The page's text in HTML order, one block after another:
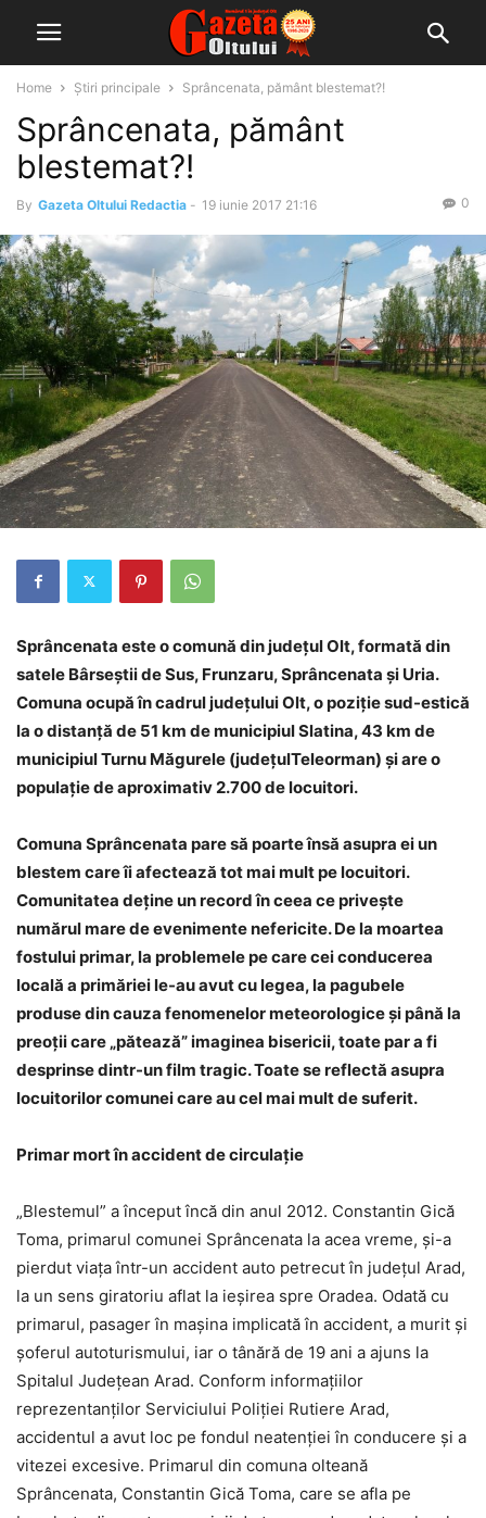
Home Știri principale Sprâncenata, pământ blestemat?!
Sprâncenata, pământ
blestemat?!
By Gazeta Oltului Redactia - 19 iunie 2017 21:16 0
Sprâncenata este o comună din județul Olt, formată din
satele Bârseștii de Sus, Frunzaru, Sprâncenata și Uria.
Comuna ocupă în cadrul județului Olt, o poziție sud-estică
la o distanță de 51 km de municipiul Slatina, 43 km de
municipiul Turnu Măgurele (județulTeleorman) și are o
populație de aproximativ 2.700 de locuitori.
Comuna Sprâncenata pare să poarte însă asupra ei un
blestem care îi afectează tot mai mult pe locuitori.
Comunitatea deține un record în ceea ce privește
numărul mare de evenimente nefericite. De la moartea
fostului primar, la problemele pe care cei conducerea
locală a primăriei le-au avut cu legea, la pagubele
produse din cauza fenomenelor meteorologice și până la
preoții care „pătează” imaginea bisericii, toate par a fi
desprinse dintr-un film tragic. Toate se reflectă asupra
locuitorilor comunei care au cel mai mult de suferit.
Primar mort în accident de circulație
„Blestemul” a început încă din anul 2012. Constantin Gică
Toma, primarul comunei Sprâncenata la acea vreme, şi-a
pierdut viaţa într-un accident auto petrecut în judeţul Arad,
la un sens giratoriu aflat la ieşirea spre Oradea. Odată cu
primarul, pasager în maşina implicată în accident, a murit şi
şoferul autoturismului, iar o tânără de 19 ani a ajuns la
Spitalul Judeţean Arad. Conform informaţiilor
reprezentanţilor Serviciului Poliţiei Rutiere Arad,
accidentul a avut loc pe fondul neatenţiei în conducere şi a
vitezei excesive. Primarul din comuna olteană
Sprâncenata, Constantin Gică Toma, care se afla pe